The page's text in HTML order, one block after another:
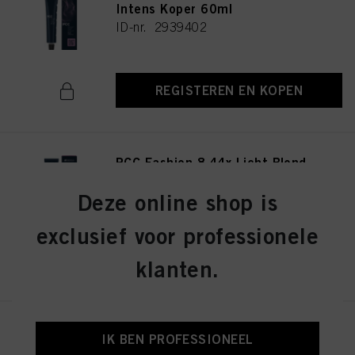
Intens Koper 60ml
ID-nr. 2939402
REGISTEREN EN KOPEN
PCC Fashion 8.44x Licht Blond
ID-nr. 2939415
REGISTEREN EN KOPEN
PCC Fashion 9.44 Extra Licht
Blond Intens Koper 60ml
Deze online shop is
exclusief voor professionele
klanten.
IK BEN PROFESSIONEEL